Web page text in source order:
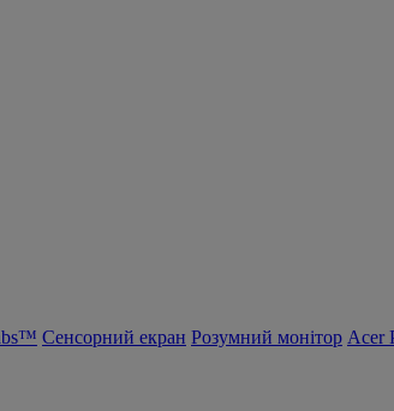
Сенсорний екран Розумний монітор Acer